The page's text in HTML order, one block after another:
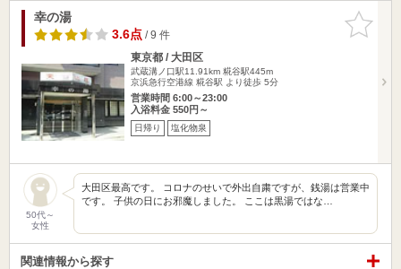
お気に入
りに追加
幸の湯
3.6点/ 9 件
東京都 / 大田区
武蔵溝ノ口駅11.91km 糀谷駅445m
京浜急行空港線 糀谷駅 より徒歩 5分
営業時間 6:00～23:00
入浴料金 550円～
日帰り 塩化物泉
50代～
女性
大田区最高です。 コロナのせいで外出自粛ですが、銭湯は営業中
です。 子供の日にお邪魔しました。 ここは黒湯ではな…
関連情報から探す